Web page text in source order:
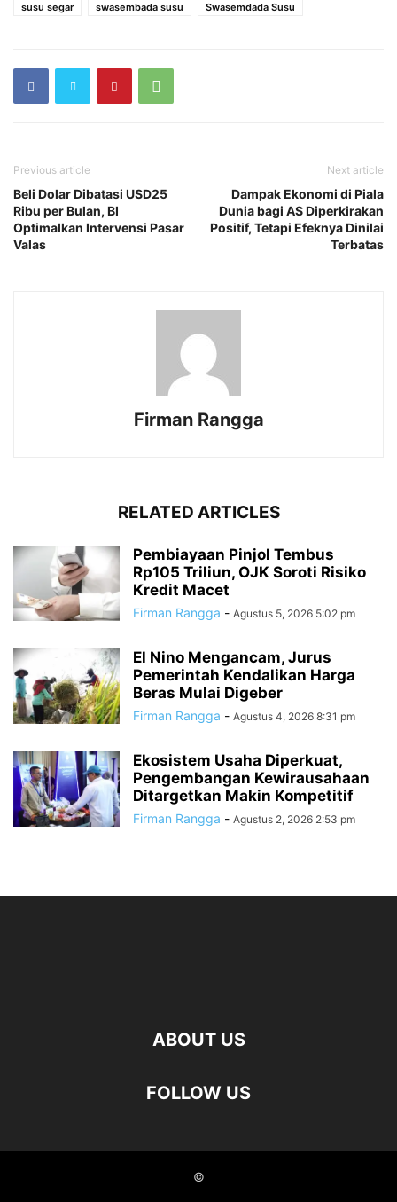
susu segar
swasembada susu Swasemdada Susu
Previous article
Beli Dolar Dibatasi USD25
Ribu per Bulan, BI
Optimalkan Intervensi Pasar
Valas
Next article
Dampak Ekonomi di Piala
Dunia bagi AS Diperkirakan
Positif, Tetapi Efeknya Dinilai
Terbatas
Firman Rangga
RELATED ARTICLES
Pembiayaan Pinjol Tembus
Rp105 Triliun, OJK Soroti Risiko
Kredit Macet
Firman Rangga - Agustus 5, 2026 5:02 pm
El Nino Mengancam, Jurus
Pemerintah Kendalikan Harga
Beras Mulai Digeber
Firman Rangga - Agustus 4, 2026 8:31 pm
Ekosistem Usaha Diperkuat,
Pengembangan Kewirausahaan
Ditargetkan Makin Kompetitif
Firman Rangga - Agustus 2, 2026 2:53 pm
ABOUT US
FOLLOW US
©